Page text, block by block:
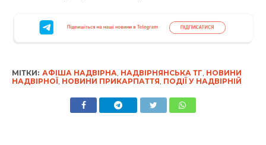
МІТКИ: АФІША НАДВІРНА НАДВІРНЯНСЬКА ТГ НОВИНИ
НАДВІРНОЇ НОВИНИ ПРИКАРПАТТЯ ПОДІЇ У НАДВІРНІЙ